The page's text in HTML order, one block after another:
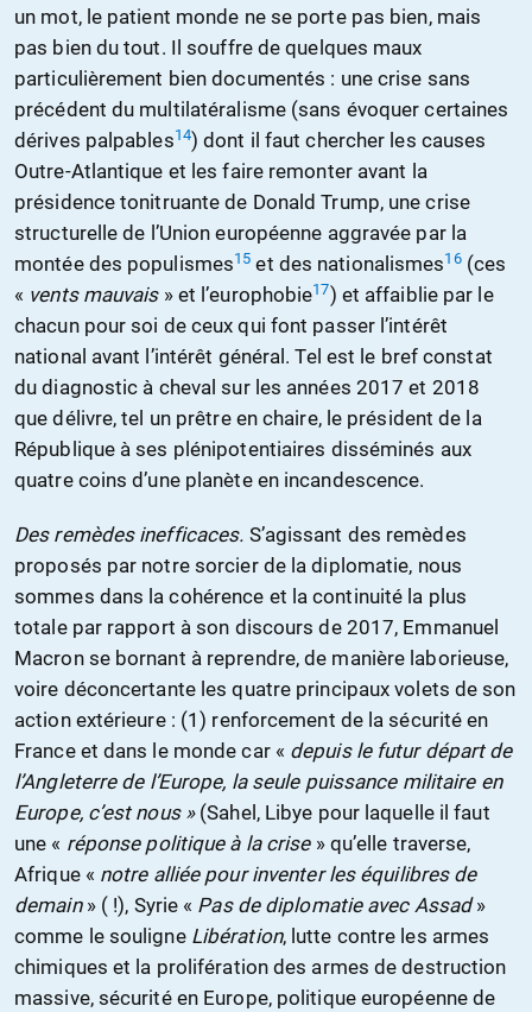
un mot, le patient monde ne se porte pas bien, mais
pas bien du tout. Il souffre de quelques maux
particulièrement bien documentés : une crise sans
précédent du multilatéralisme (sans évoquer certaines
dérives palpables14) dont il faut chercher les causes
Outre-Atlantique et les faire remonter avant la
présidence tonitruante de Donald Trump, une crise
structurelle de l’Union européenne aggravée par la
montée des populismes15 et des nationalismes16(ces
« vents mauvais» et l’europhobie17) et affaiblie par le
chacun pour soi de ceux qui font passer l’intérêt
national avant l’intérêt général. Tel est le bref constat
du diagnostic à cheval sur les années 2017 et 2018
que délivre, tel un prêtre en chaire, le président de la
République à ses plénipotentiaires disséminés aux
quatre coins d’une planète en incandescence.
Des remèdes inefficaces. S’agissant des remèdes
proposés par notre sorcier de la diplomatie, nous
sommes dans la cohérence et la continuité la plus
totale par rapport à son discours de 2017, Emmanuel
Macron se bornant à reprendre, de manière laborieuse,
voire déconcertante les quatre principaux volets de son
action extérieure : (1) renforcement de la sécurité en
France et dans le monde car « depuis le futur départ de
l’Angleterre de l’Europe, la seule puissance militaire en
Europe, c’est nous » (Sahel, Libye pour laquelle il faut
une « réponse politique à la crise» qu’elle traverse,
Afrique « notre alliée pour inventer les équilibres de
demain» ( !), Syrie « Pas de diplomatie avec Assad»
comme le souligne Libération, lutte contre les armes
chimiques et la prolifération des armes de destruction
massive, sécurité en Europe, politique européenne de